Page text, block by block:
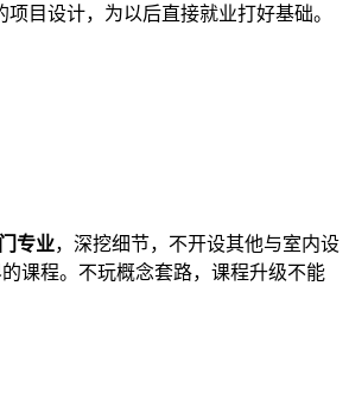
目设计，为以后直接就业打好基础。
专业，深挖细节，不开设其他与室内设
课程。不玩概念套路，课程升级不能